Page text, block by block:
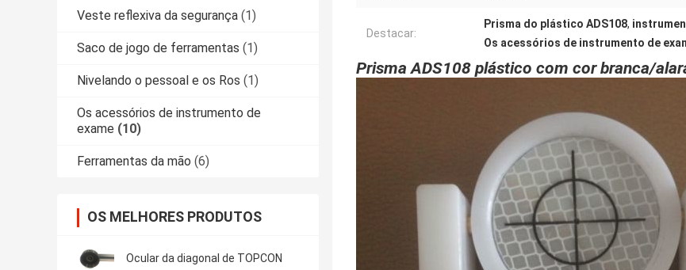
Veste reflexiva da segurança (1)
Saco de jogo de ferramentas (1)
Nivelando o pessoal e os Ros (1)
Os acessórios de instrumento de
exame (10)
Ferramentas da mão (6)
OS MELHORES PRODUTOS
Ocular da diagonal de TOPCON
Destacar:
Prisma do plástico ADS108,
Os acessórios de instrumento de
Prisma ADS108 plástico com cor branca/